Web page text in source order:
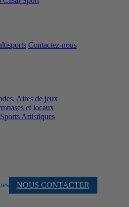
Contactez-nous
Aires de jeux
et locaux
Artistiques
NOUS CONTACTER